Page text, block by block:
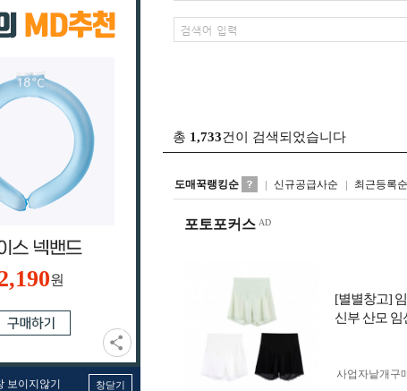
원
보이지않기 창닫기
총 1,733건이 검색되었습니다
도매꾹랭킹순 신규공급사순 최근등록순
포토포커스
[별별창고]
신부 산모 임
사업자 낱개구